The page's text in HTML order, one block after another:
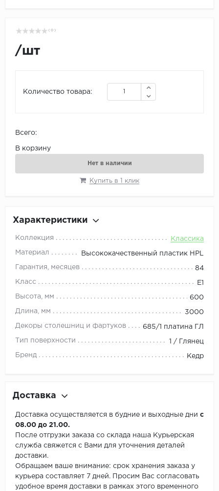
( 0 )
/шт
Количество товара:
Всего:
В корзину
Нет в наличии
Купить в 1 клик
Характеристики
Коллекция Классика
Материал Высококачественный пластик HPL
Гарантия, месяцев 84
Класс E1
Высота, мм 600
Длина, мм 3000
Декоры столешниц и фартуков 685/1 платина ГЛ
Тип поверхности 1 / Глянец
Бренд Кедр
Доставка
Доставка осуществляется в будние и выходные дни с
08.00 до 21.00.
После отгрузки заказа со склада наша Курьерская
служба свяжется с Вами для уточнения деталей
доставки.
Обращаем ваше внимание: срок хранения заказа у
курьера составляет 7 дней. Просим Вас согласовать
удобное время доставки в рамках этого временного